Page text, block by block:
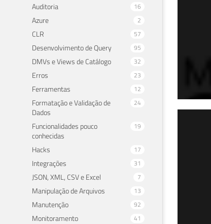
Auditoria 16
Azure 2
CLR 57
Desenvolvimento de Query 95
DMVs e Views de Catálogo 32
Erros 23
Ferramentas 12
Formatação e Validação de
Dados
24
Funcionalidades pouco
conhecidas
19
Hacks 17
Integrações 31
JSON, XML, CSV e Excel 7
Manipulação de Arquivos 13
Manutenção 92
Monitoramento 41